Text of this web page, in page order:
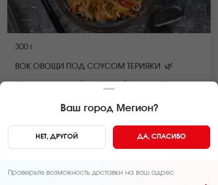
300 г
ВОК ОВОЩИ ПОД СОУСОМ ТЕРИЯКИ 🌿
репчатый лук, соус вок, кунжут *Внешний вид блюда
может отличаться от фото на сайте.
Ваш город Мегион?
НЕТ, ДРУГОЙ ДА, СПАСИБО
Проверьте возможность доставки на ваш адрес